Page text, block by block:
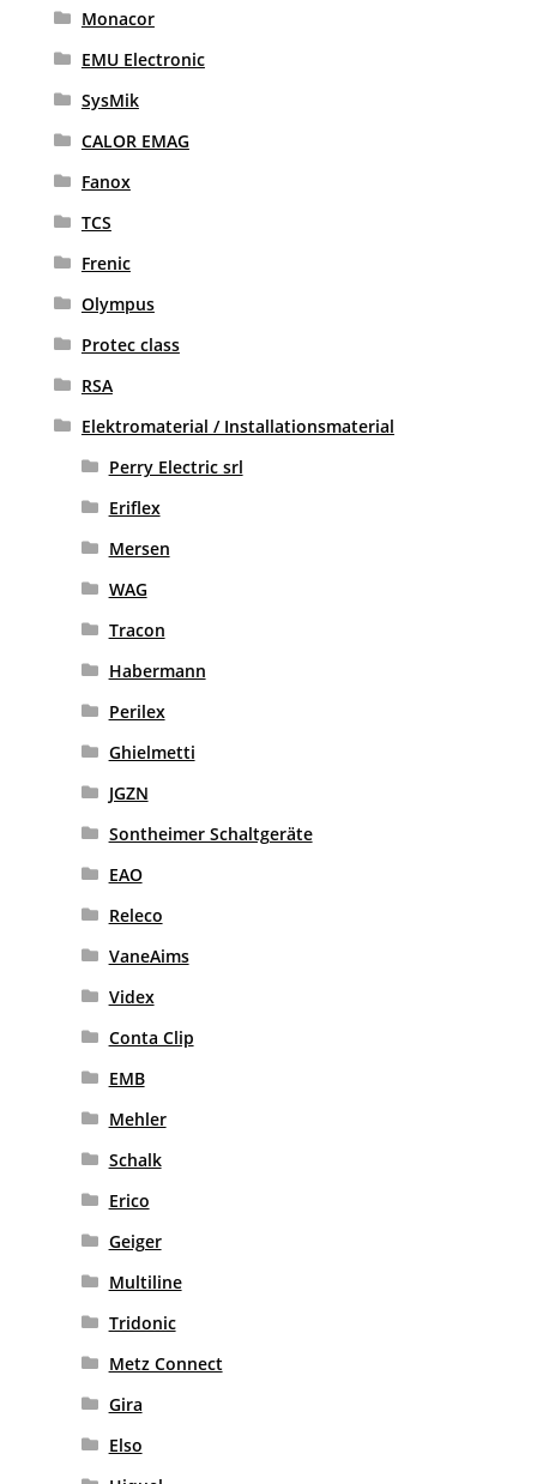
Monacor
EMU Electronic
SysMik
CALOR EMAG
Fanox
TCS
Frenic
Olympus
Protec class
RSA
Elektromaterial / Installationsmaterial
Perry Electric srl
Eriflex
Mersen
WAG
Tracon
Habermann
Perilex
Ghielmetti
JGZN
Sontheimer Schaltgeräte
EAO
Releco
VaneAims
Videx
Conta Clip
EMB
Mehler
Schalk
Erico
Geiger
Multiline
Tridonic
Metz Connect
Gira
Elso